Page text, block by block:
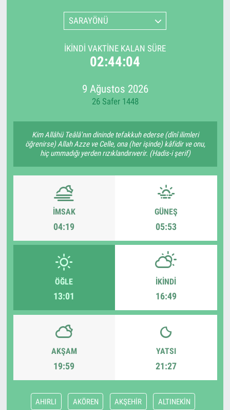
SARAYÖNÜ
İKINDI VAKTINE KALAN SÜRE
02:44:03
9 Ağustos 2026
26 Safer 1448
Kim Allâhü Teâlâ'nın dininde tefakkuh ederse (dînî ilimleri
öğrenirse) Allah Azze ve Celle, ona (her işinde) kâfidir ve onu,
hiç ummadığı yerden rızıklandırıverir. (Hadis-i şerif)
İMSAK
04:19
GÜNEŞ
05:53
ÖĞLE
13:01
İKINDI
16:49
AKŞAM
19:59
YATSI
21:27
AHIRLI AKÖREN AKŞEHİR ALTINEKİN